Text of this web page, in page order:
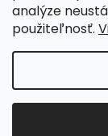
analýze
použiteľnosť.
Copyright